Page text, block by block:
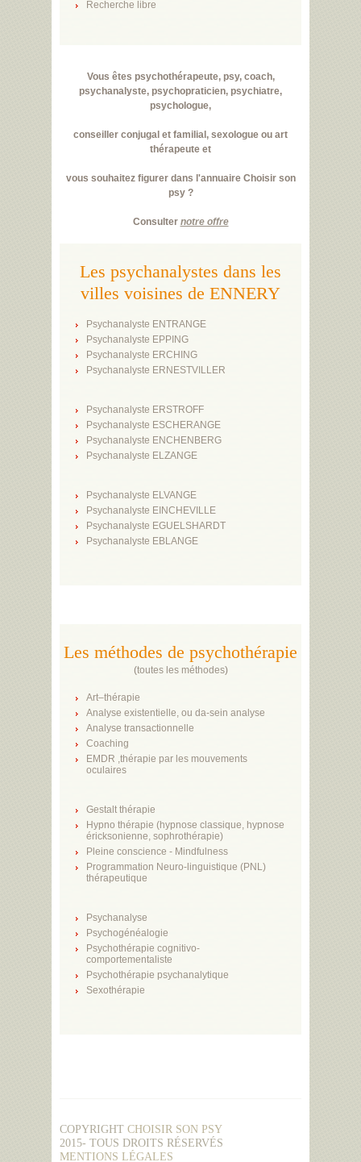
Recherche libre
Vous êtes psychothérapeute, psy, coach,
psychanalyste, psychopraticien, psychiatre,
psychologue,
conseiller conjugal et familial, sexologue ou art
thérapeute et
vous souhaitez figurer dans l'annuaire Choisir son
psy ?
Consulter notre offre
Les psychanalystes dans les
villes voisines de ENNERY
Psychanalyste ENTRANGE
Psychanalyste EPPING
Psychanalyste ERCHING
Psychanalyste ERNESTVILLER
Psychanalyste ERSTROFF
Psychanalyste ESCHERANGE
Psychanalyste ENCHENBERG
Psychanalyste ELZANGE
Psychanalyste ELVANGE
Psychanalyste EINCHEVILLE
Psychanalyste EGUELSHARDT
Psychanalyste EBLANGE
Les méthodes de psychothérapie
(toutes les méthodes)
Art–thérapie
Analyse existentielle, ou da-sein analyse
Analyse transactionnelle
Coaching
EMDR ,thérapie par les mouvements
oculaires
Gestalt thérapie
Hypno thérapie (hypnose classique, hypnose
éricksonienne, sophrothérapie)
Pleine conscience - Mindfulness
Programmation Neuro-linguistique (PNL)
thérapeutique
Psychanalyse
Psychogénéalogie
Psychothérapie cognitivo-
comportementaliste
Psychothérapie psychanalytique
Sexothérapie
COPYRIGHT CHOISIR SON PSY
2015- TOUS DROITS RÉSERVÉS
MENTIONS LÉGALES